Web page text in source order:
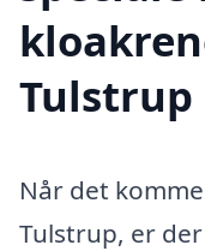
Når det
Tulstrup, er